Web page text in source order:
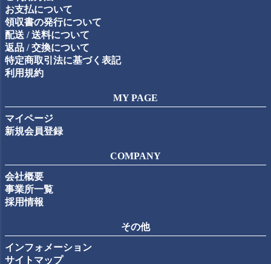
お支払について
領収書の発行について
配送 / 送料について
返品 / 交換について
特定商取引法に基づく表記
利用規約
MY PAGE
マイページ
新規会員登録
COMPANY
会社概要
事業所一覧
採用情報
その他
インフォメーション
サイトマップ